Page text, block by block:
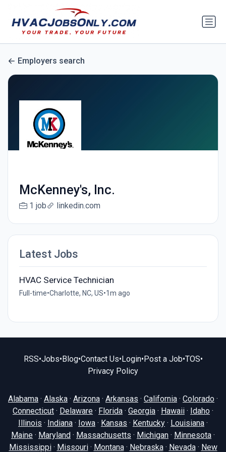
Employers search
McKenney's, Inc.
1 job linkedin.com
Latest Jobs
HVAC Service Technician
Full-time•Charlotte, NC, US•1m ago
RSS•Jobs• Blog•Contact Us• Login• Post a Job•TOS•
Privacy Policy
Alabama · Alaska · Arizona · Arkansas · California · Colorado ·
Connecticut · Delaware · Florida · Georgia · Hawaii · Idaho ·
Illinois · Indiana · Iowa · Kansas · Kentucky · Louisiana ·
Maine · Maryland · Massachusetts · Michigan · Minnesota ·
Mississippi· Missouri· Montana· Nebraska· Nevada· New